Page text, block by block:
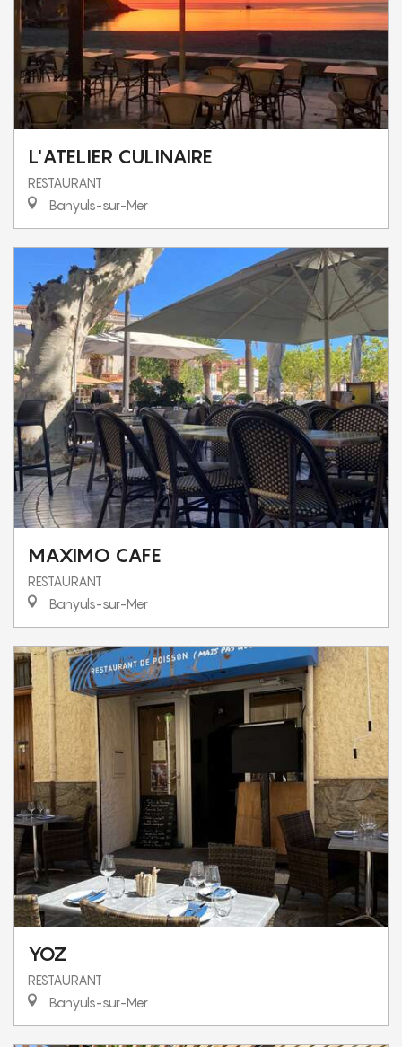
L'ATELIER CULINAIRE
RESTAURANT
Banyuls-sur-Mer
MAXIMO CAFE
RESTAURANT
Banyuls-sur-Mer
YOZ
RESTAURANT
Banyuls-sur-Mer